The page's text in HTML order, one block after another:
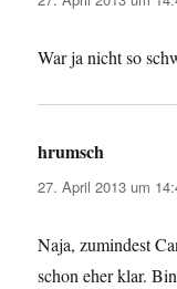
War ja nicht so
hrumsch
27. April 2013 um
Naja, zumindest
schon eher klar.